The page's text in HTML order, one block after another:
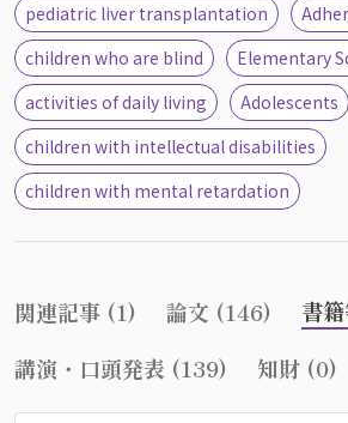
pediatric liver transplantation
children who are blind
Elementary
activities of daily living
Adolescents
children with intellectual disabilities
children with mental retardation
関連記事 (1) 論文 (146)
書
講演・口頭発表 (139)
知財 (0)